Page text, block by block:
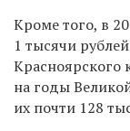
Кроме того, в
1 тысячи
Красноярского
на годы
их почти 128